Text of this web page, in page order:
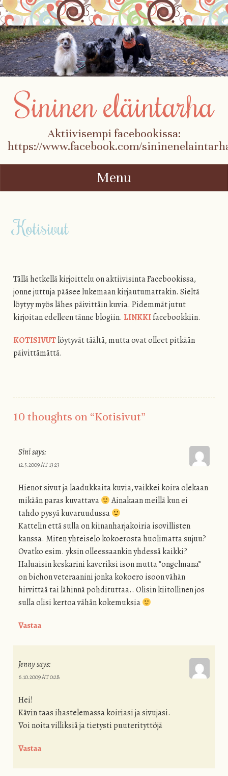
Sininen eläintarha
Aktiivisempi facebookissa:
https://www.facebook.com/
Menu
Kotisivut
Tällä hetkellä kirjoittelu on aktiivisinta Facebookissa,
jonne juttuja pääsee lukemaan kirjautumattakin. Sieltä
löytyy myös lähes päivittäin kuvia. Pidemmät jutut
kirjoitan edelleen tänne blogiin. LINKKIfacebookkiin.
KOTISIVUTlöytyvät täältä, mutta ovat olleet pitkään
päivittämättä.
10 thoughts on “Kotisivut”
Sinisays:
12.5.2009 AT 13:23
Hienot sivut ja laadukkaita kuvia, vaikkei koira olekaan
mikään paras kuvattava
Ainakaan meillä kun ei
tahdo pysyä kuvaruudussa
Kattelin että sulla on kiinanharjakoiria isovillisten
kanssa. Miten yhteiselo kokoerosta huolimatta sujuu?
Ovatko esim. yksin olleessaankin yhdessä kaikki?
Haluaisin keskarini kaveriksi ison mutta ”ongelmana”
on bichon veteraanini jonka kokoero isoon vähän
hirvittää tai lähinnä pohdituttaa.. Olisin kiitollinen jos
sulla olisi kertoa vähän kokemuksia
Vastaa
Jennysays:
6.10.2009 AT 0:28
Hei!
Kävin taas ihastelemassa koiriasi ja sivujasi.
Voi noita villiksiä ja tietysti puuterityttöjä
Vastaa